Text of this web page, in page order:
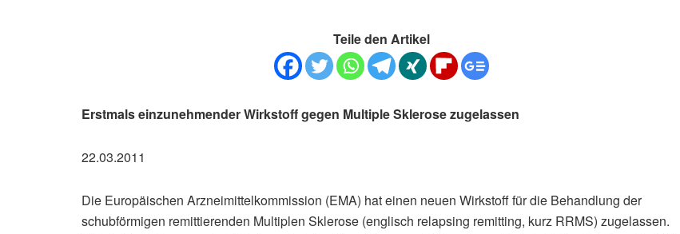
Teile den Artikel
Erstmals einzunehmender Wirkstoff gegen Multiple Sklerose zugelassen
22.03.2011
Die Europäischen Arzneimittelkommission (EMA) hat einen neuen Wirkstoff für die Behandlung der
schubförmigen remittierenden Multiplen Sklerose (englisch relapsing remitting, kurz RRMS) zugelassen.